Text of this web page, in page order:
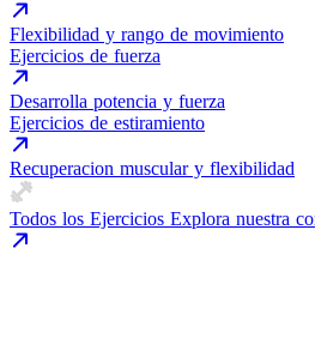
Flexibilidad y rango de movimiento
Ejercicios de fuerza
Desarrolla potencia y fuerza
Ejercicios de estiramiento
Recuperacion muscular y flexibilidad
Todos los Ejercicios Explora nuestra